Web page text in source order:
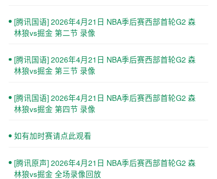
[腾讯国语] 2026年4月21日 NBA季后赛西部首轮G2 森
林狼vs掘金 第二节 录像
[腾讯国语] 2026年4月21日 NBA季后赛西部首轮G2 森
林狼vs掘金 第三节 录像
[腾讯国语] 2026年4月21日 NBA季后赛西部首轮G2 森
林狼vs掘金 第四节 录像
如有加时赛请点此观看
[腾讯原声] 2026年4月21日 NBA季后赛西部首轮G2 森
林狼vs掘金 全场录像回放